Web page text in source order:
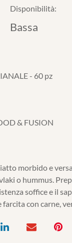
Disponibilità:
Bassa
- 60 pz
& FUSION
morbido e
o hummus.
soffice e il
con carne,